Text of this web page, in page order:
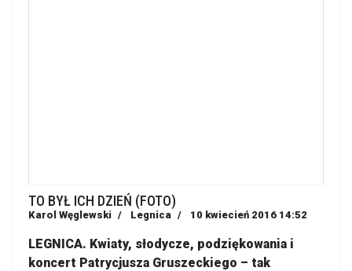
TO BYŁ ICH DZIEŃ (FOTO)
Karol Węglewski Legnica 10 kwiecień 2016 14:52
LEGNICA. Kwiaty, słodycze, podziękowania i
koncert Patrycjusza Gruszeckiego – tak